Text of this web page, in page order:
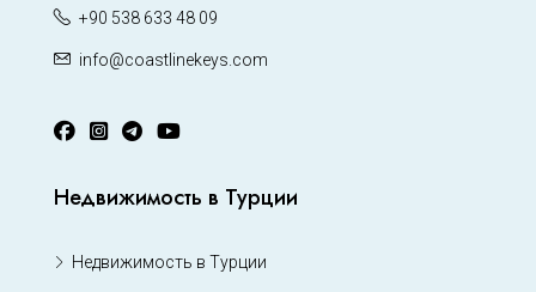
+90 538 633 48 09
info@coastlinekeys.com
Недвижимость в Турции
Недвижимость в Турции